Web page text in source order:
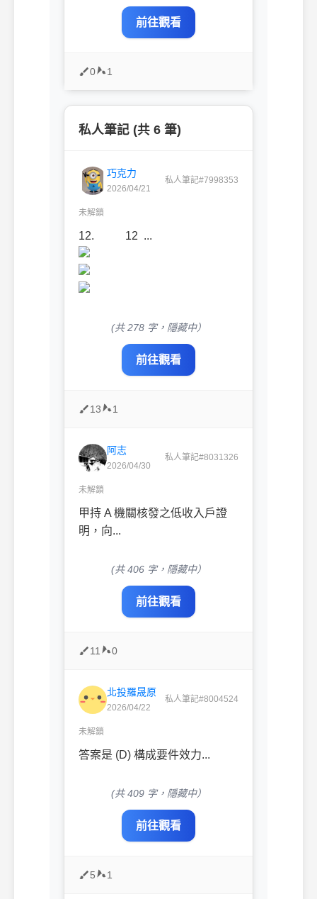
前往觀看
0 1
私人筆記 (共 6 筆)
巧克力
2026/04/21
私人筆記#7998353
未解鎖
12. 12 ...
(共 278 字，隱藏中）
前往觀看
13 1
阿志
2026/04/30
私人筆記#8031326
未解鎖
甲持 A 機關核發之低收入戶證
明，向...
(共 406 字，隱藏中）
前往觀看
11 0
北投羅晟原
2026/04/22
私人筆記#8004524
未解鎖
答案是 (D) 構成要件效力...
(共 409 字，隱藏中）
前往觀看
5 1